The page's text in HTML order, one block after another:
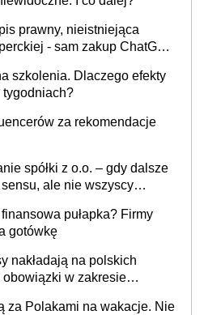
prawny, nieistniejąca
- sam zakup ChatGPT
szkolenia. Dlaczego efekty
za rekomendacje
spółki z o.o. – gdy dalsze
ale nie wszyscy
pułapka? Firmy
gotówkę
nakładają na polskich
w zakresie
za Polakami na wakacje. Nie